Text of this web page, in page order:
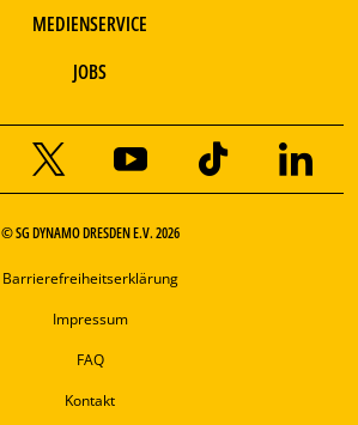
MEDIENSERVICE
JOBS
© SG DYNAMO DRESDEN E.V. 2026
Barrierefreiheitserklärung
Impressum
FAQ
Kontakt